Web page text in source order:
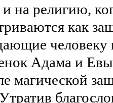
и на религию,
как
человеку
Адама и
магической